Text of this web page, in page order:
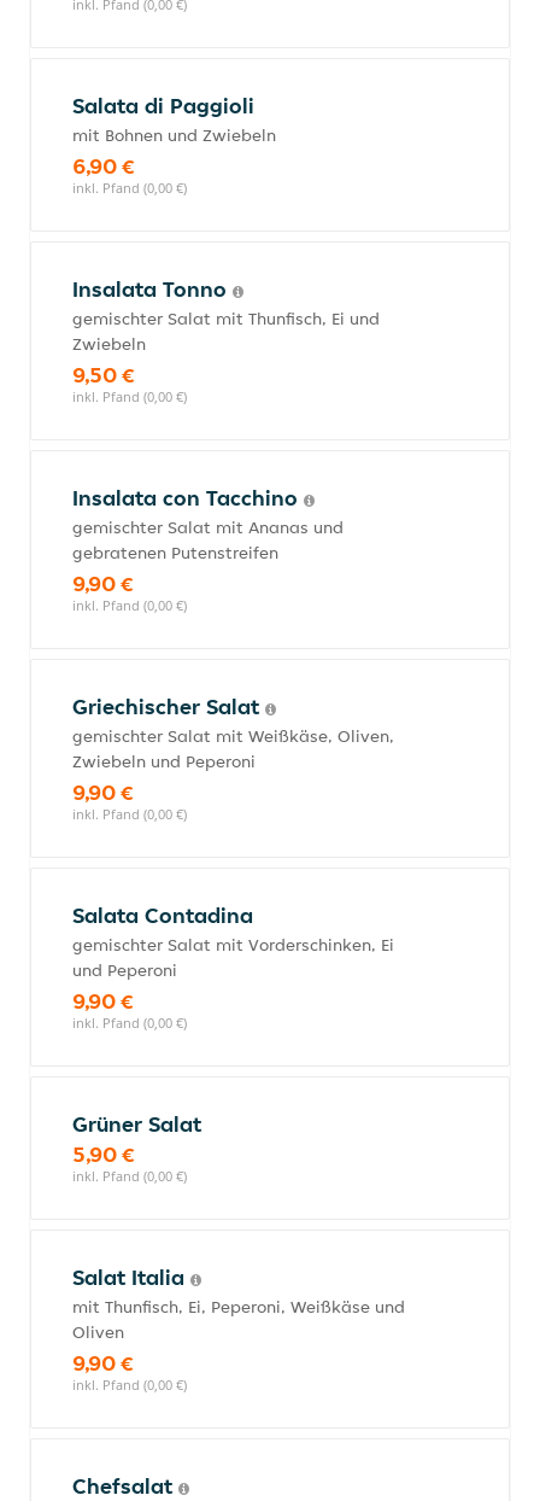
inkl. Pfand (0,00 €)
Salata di Paggioli
mit Bohnen und Zwiebeln
6,90 €
inkl. Pfand (0,00 €)
Insalata Tonno
gemischter Salat mit Thunfisch, Ei und
Zwiebeln
9,50 €
inkl. Pfand (0,00 €)
Insalata con Tacchino
gemischter Salat mit Ananas und
gebratenen Putenstreifen
9,90 €
inkl. Pfand (0,00 €)
Griechischer Salat
gemischter Salat mit Weißkäse, Oliven,
Zwiebeln und Peperoni
9,90 €
inkl. Pfand (0,00 €)
Salata Contadina
gemischter Salat mit Vorderschinken, Ei
und Peperoni
9,90 €
inkl. Pfand (0,00 €)
Grüner Salat
5,90 €
inkl. Pfand (0,00 €)
Salat Italia
mit Thunfisch, Ei, Peperoni, Weißkäse und
Oliven
9,90 €
inkl. Pfand (0,00 €)
Chefsalat